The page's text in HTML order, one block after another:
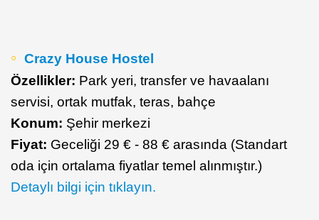
Crazy House Hostel
Özellikler: Park yeri, transfer ve havaalanı
servisi, ortak mutfak, teras, bahçe
Konum: Şehir merkezi
Fiyat: Geceliği 29 € - 88 € arasında (Standart
oda için ortalama fiyatlar temel alınmıştır.)
Detaylı bilgi için tıklayın.